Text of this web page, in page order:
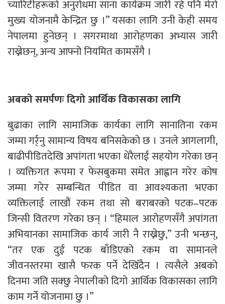
च्यारिटीहरूको अनुरोधमा साना कार्यक्रम जारी रहे पनि मेरो
मुख्य योजनामै केन्द्रित छु ।” यसका लागि उनी केही समय
नेपालमा हुनेछन् । सगरमाथा आरोहणका अभ्यास जारी
राख्नेछन्, अन्य आफ्नो नियमित कामसँगै ।
अबको समर्पणः दिगो आर्थिक विकासका लागि
बुढाका लागि सामाजिक कार्यका लागि सानातिना रकम
जम्मा गर्र्नु सामान्य विषय बनिसकेको छ । उनले आगलागी,
बाढीपीडितदेखि अपांगता भएका धेरैलाई सहयोग गरेका छन्
। व्यक्तिगत रूपमा र फेसबुकमा समेत आह्वान गरेर कोष
जम्मा गरेर सम्बन्धित पीडित वा आवश्यकता भएका
व्यक्तिलाई लाखौं रकम तथा सो बराबरको पटक–पटक
जिन्सी वितरण गरेका छन् । “हिमाल आरोहणसँगै अपांगता
अभियानका सामाजिक कार्य जारी नै राख्नेछु,” उनी भन्छन्,
“तर एक दुई पटक बाँडिएको रकम वा सामानले
जीवनस्तरमा खासै फरक पर्ने देखिँदैन । त्यसैले अबको
दिनमा जति सक्छु नेपालीको दिगो आर्थिक विकासका लागि
काम गर्ने योजनामा छु ।”